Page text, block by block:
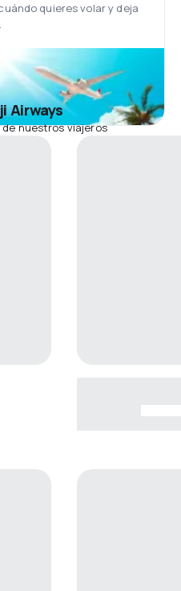
quieres volar y deja
Airways
nuestros viajeros